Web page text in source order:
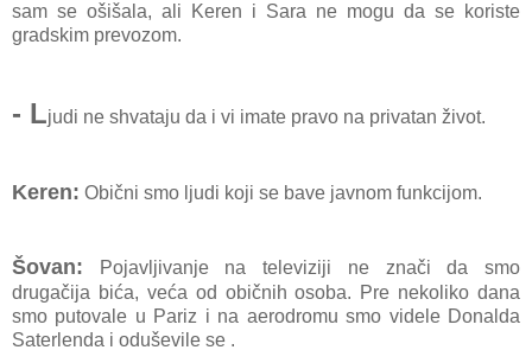
sam se ošišala, ali Keren i Sara ne mogu da se koriste
gradskim prevozom.
- Ljudi ne shvataju da i vi imate pravo na privatan život.
Keren: Obični smo ljudi koji se bave javnom funkcijom.
Šovan: Pojavljivanje na televiziji ne znači da smo
drugačija bića, veća od običnih osoba. Pre nekoliko dana
smo putovale u Pariz i na aerodromu smo videle Donalda
Saterlenda i oduševile se .